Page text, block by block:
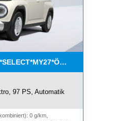
DIENST
97 PS, Automatik
0 g/km,